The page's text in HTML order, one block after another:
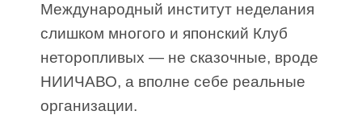
Международный институт неделания
слишком многого и японский Клуб
неторопливых — не сказочные, вроде
НИИЧАВО, а вполне себе реальные
организации.